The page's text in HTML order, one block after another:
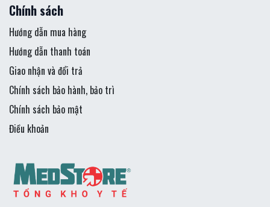
Chính sách
Hướng dẫn mua hàng
Hướng dẫn thanh toán
Giao nhận và đổi trả
Chính sách bảo hành, bảo trì
Chính sách bảo mật
Điều khoản